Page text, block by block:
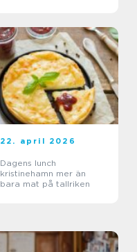
22. april 2026
Dagens lunch
kristinehamn mer än
bara mat på tallriken